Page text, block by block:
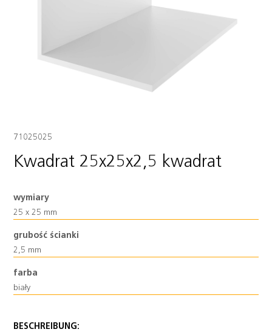
71025025
Kwadrat 25x25x2,5 kwadrat
wymiary
25 x 25 mm
grubość ścianki
2,5 mm
farba
biały
BESCHREIBUNG: